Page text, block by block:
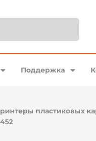
Поддержка
пластиковых